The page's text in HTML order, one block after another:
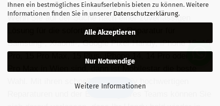
Ihnen ein bestmögliches Einkaufserlebnis bieten zu können. Weitere
Informationen finden Sie in unserer Datenschutzerklärung.
Alle Akzeptieren
Nur Notwendige
Weitere Informationen
Wenn Sie auf der Suche nach einer zuverlässigen
r die sofortige Display-Reparatur f
Samsung-, Xiaomi-, Google Pixel-Handy, iPhone 15, 15
Pro, 15 Pro Max, 15 Plus, iPhone 14, 14 Pro oder 14
Pro Max in Wien sind, dann ist Mobilestar die beste
Wahl. Mit ihren schnellen, qualitativ hochwertigen
🔍 Filter